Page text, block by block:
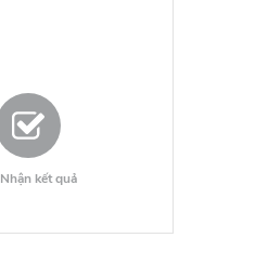
Nhận kết quả